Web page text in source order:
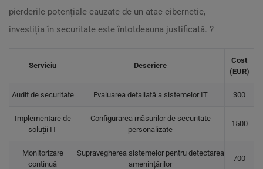
pierderile potențiale cauzate de un atac cibernetic,
investiția în securitate este întotdeauna justificată. ?
Serviciu Descriere
Cost
(EUR)
Audit de securitate Evaluarea detaliată a sistemelor IT 300
Implementare de
soluții IT
Configurarea măsurilor de securitate
personalizate
1500
Monitorizare
continuă
Supravegherea sistemelor pentru detectarea
amenințărilor
700